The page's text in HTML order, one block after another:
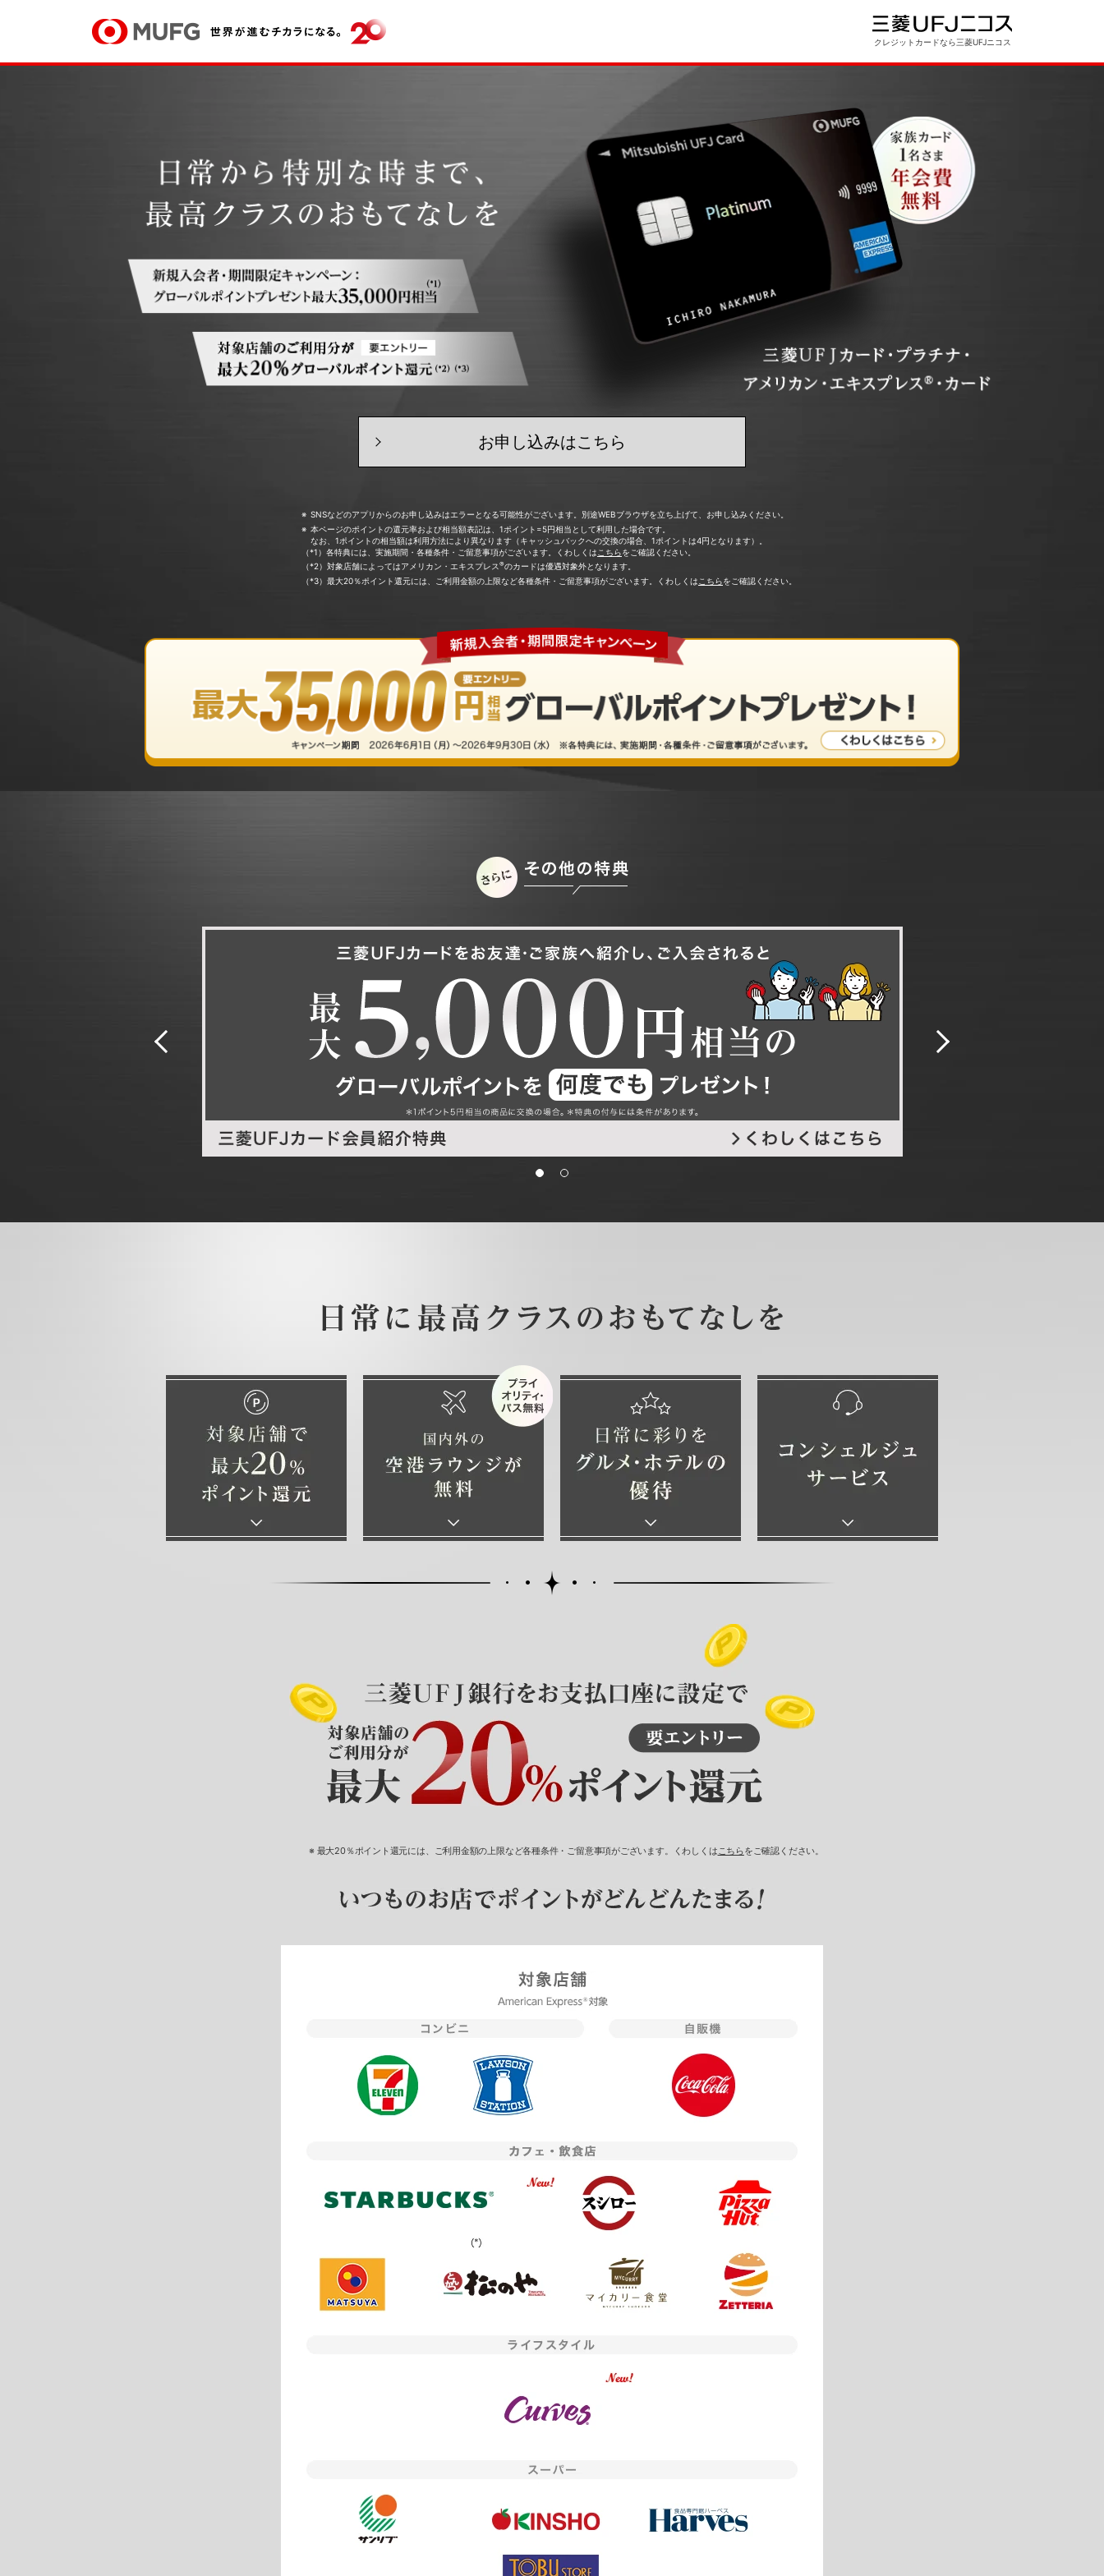
クレジットカードなら三菱UFJニコス
お申し込みはこちら
SNSなどのアプリからのお申し込みはエラーとなる可能性がございます。別途WEBブラウザを立ち上げて、お申し込みください。
本ページのポイントの還元率および相当額表記は、1ポイント=5円相当として利用した場合です。
なお、1ポイントの相当額は利用方法により異なります（キャッシュバックへの交換の場合、1ポイントは4円となります）。
（*1）各特典には、実施期間・各種条件・ご留意事項がございます。くわしくは こちらをご確認ください。
（*2）対象店舗によってはアメリカン・エキスプレス ®のカードは優遇対象外となります。
（*3）最大20％ポイント還元には、ご利用金額の上限など各種条件・ご留意事項がございます。くわしくは こちらをご確認ください。
※ 最大20％ポイント還元には、ご利用金額の上限など各種条件・ご留意事項がございます。くわしくはこちらをご確認ください。